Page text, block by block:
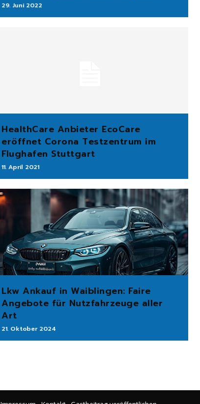
29. Juni 2022
HealthCare Anbieter EcoCare
eröffnet Corona Testzentrum im
Flughafen Stuttgart
11. April 2021
Lkw Ankauf in Waiblingen: Faire
Angebote für Nutzfahrzeuge aller
Art
21. Oktober 2024